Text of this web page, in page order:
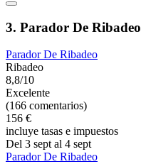
3. Parador De Ribadeo
Parador De Ribadeo
Ribadeo
8,8/10
Excelente
(166 comentarios)
156 €
incluye tasas e impuestos
Del 3 sept al 4 sept
Parador De Ribadeo